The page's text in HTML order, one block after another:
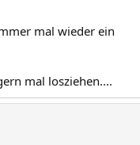
mal wieder ein
mal losziehen....